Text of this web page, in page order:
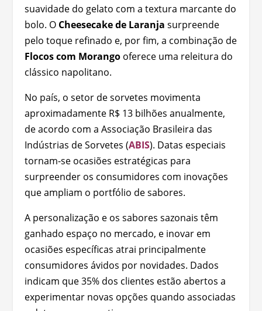
suavidade do gelato com a textura marcante do
bolo. O Cheesecake de Laranja surpreende
pelo toque refinado e, por fim, a combinação de
Flocos com Morango oferece uma releitura do
clássico napolitano.
No país, o setor de sorvetes movimenta
aproximadamente R$ 13 bilhões anualmente,
de acordo com a Associação Brasileira das
Indústrias de Sorvetes (ABIS). Datas especiais
tornam-se ocasiões estratégicas para
surpreender os consumidores com inovações
que ampliam o portfólio de sabores.
A personalização e os sabores sazonais têm
ganhado espaço no mercado, e inovar em
ocasiões específicas atrai principalmente
consumidores ávidos por novidades. Dados
indicam que 35% dos clientes estão abertos a
experimentar novas opções quando associadas